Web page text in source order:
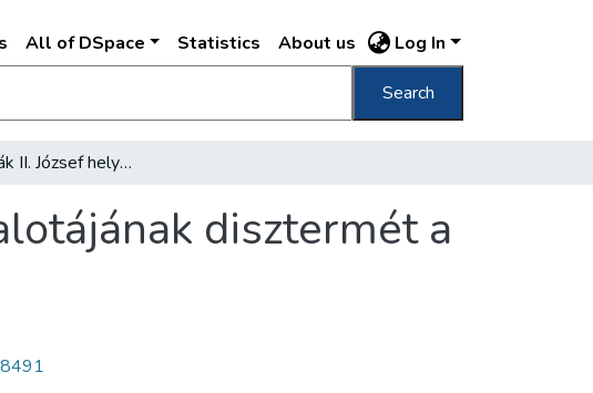
All of DSpace Statistics About us Log In
Search
Helyreállítják II. József helytartósági palotájának disztermét a Várban
disztermét a